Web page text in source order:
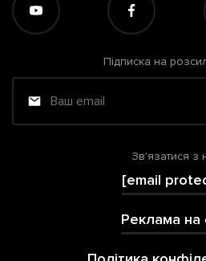
Підписка на
Зв'язатися з
[email
Реклама на